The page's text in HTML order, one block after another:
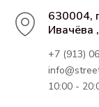
630004,
Ивачёва
+7 (913)
10:00 -